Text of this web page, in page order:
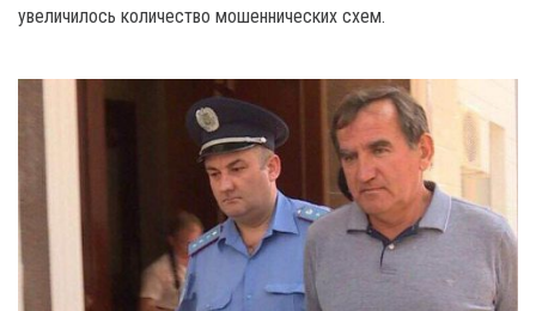
увеличилось количество мошеннических схем.